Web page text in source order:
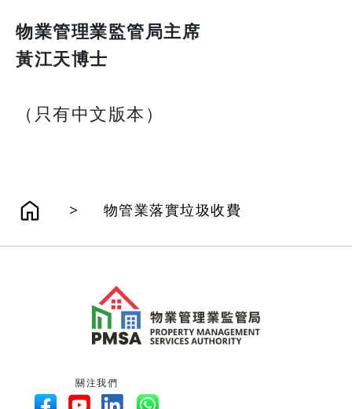
物業管理業監管局主席
黃江天博士
（只有中文版本）
> 物管業落實垃圾收費
關注我們